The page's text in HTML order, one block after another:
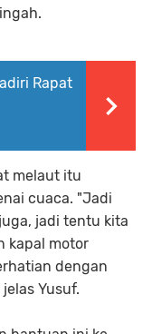
Rapat
melaut itu
cuaca. "Jadi
jadi tentu kita
kapal motor
dengan
Yusuf.